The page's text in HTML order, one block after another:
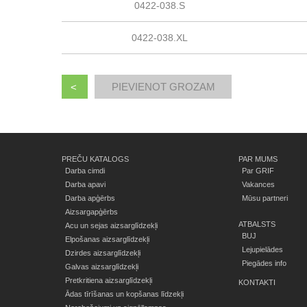
0422-038.S
0422-038.XL
<
PREČU KATALOGS
Darba cimdi
Darba apavi
Darba apģērbs
Aizsargapģērbs
Acu un sejas aizsarglīdzekļi
Elpošanas aizsarglīdzekļi
Dzirdes aizsarglīdzekļi
Galvas aizsarglīdzekļi
Pretkritiena aizsarglīdzekļi
Ādas tīrīšanas un kopšanas līdzekļi
PAR MUMS
Par GRIF
Vakances
Mūsu partneri
ATBALSTS
BUJ
Lejupielādes
Piegādes info
KONTAKTI